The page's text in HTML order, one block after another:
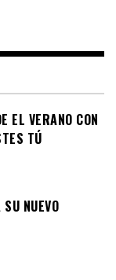
EL VERANO CON
TÚ
NUEVO